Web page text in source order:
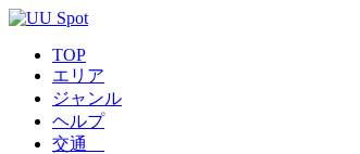
TOP
エリア
ジャンル
ヘルプ
交通